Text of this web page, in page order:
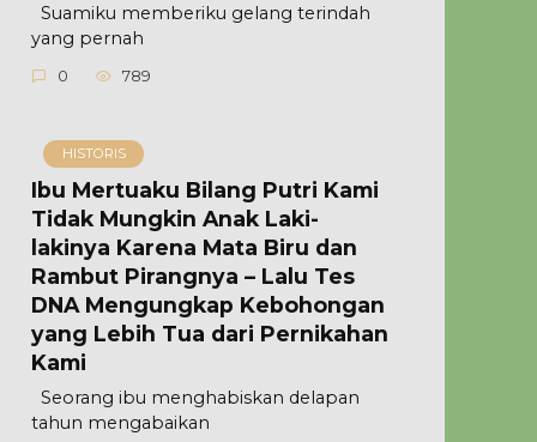
Suamiku memberiku gelang terindah
yang pernah
0 789
HISTORIS
Ibu Mertuaku Bilang Putri Kami
Tidak Mungkin Anak Laki-
lakinya Karena Mata Biru dan
Rambut Pirangnya – Lalu Tes
DNA Mengungkap Kebohongan
yang Lebih Tua dari Pernikahan
Kami
Seorang ibu menghabiskan delapan
tahun mengabaikan